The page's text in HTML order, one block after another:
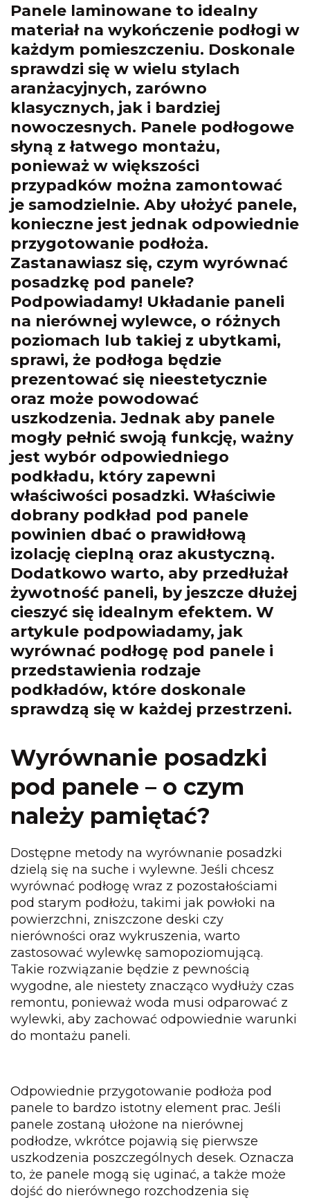
Panele laminowane to idealny
materiał na wykończenie podłogi w
każdym pomieszczeniu. Doskonale
sprawdzi się w wielu stylach
aranżacyjnych, zarówno
klasycznych, jak i bardziej
nowoczesnych. Panele podłogowe
słyną z łatwego montażu,
ponieważ w większości
przypadków można zamontować
je samodzielnie. Aby ułożyć panele,
konieczne jest jednak odpowiednie
przygotowanie podłoża.
Zastanawiasz się, czym wyrównać
posadzkę pod panele?
Podpowiadamy! Układanie paneli
na nierównej wylewce, o różnych
poziomach lub takiej z ubytkami,
sprawi, że podłoga będzie
prezentować się nieestetycznie
oraz może powodować
uszkodzenia. Jednak aby panele
mogły pełnić swoją funkcję, ważny
jest wybór odpowiedniego
podkładu, który zapewni
właściwości posadzki. Właściwie
dobrany podkład pod panele
powinien dbać o prawidłową
izolację cieplną oraz akustyczną.
Dodatkowo warto, aby przedłużał
żywotność paneli, by jeszcze dłużej
cieszyć się idealnym efektem. W
artykule podpowiadamy, jak
wyrównać podłogę pod panele i
przedstawienia rodzaje
podkładów, które doskonale
sprawdzą się w każdej przestrzeni.
Wyrównanie posadzki
pod panele – o czym
należy pamiętać?
Dostępne metody na wyrównanie posadzki
dzielą się na suche i wylewne. Jeśli chcesz
wyrównać podłogę wraz z pozostałościami
pod starym podłożu, takimi jak powłoki na
powierzchni, zniszczone deski czy
nierówności oraz wykruszenia, warto
zastosować wylewkę samopoziomującą.
Takie rozwiązanie będzie z pewnością
wygodne, ale niestety znacząco wydłuży czas
remontu, ponieważ woda musi odparować z
wylewki, aby zachować odpowiednie warunki
do montażu paneli.
Odpowiednie przygotowanie podłoża pod
panele to bardzo istotny element prac. Jeśli
panele zostaną ułożone na nierównej
podłodze, wkrótce pojawią się pierwsze
uszkodzenia poszczególnych desek. Oznacza
to, że panele mogą się uginać, a także może
dojść do nierównego rozchodzenia się